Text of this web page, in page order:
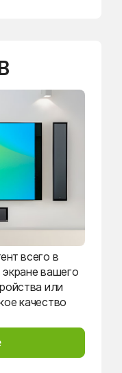
всего в
вашего
или
качество